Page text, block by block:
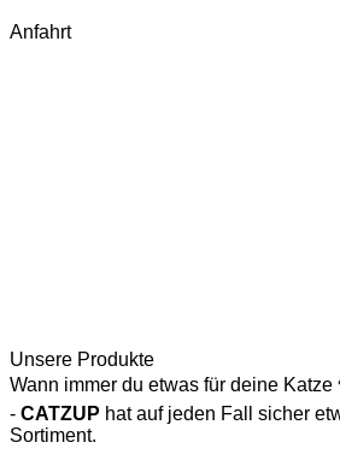
Anfahrt
Unsere Produkte
Wann immer du etwas für deine Katze
- CATZUP hat auf jeden Fall sicher
Sortiment.